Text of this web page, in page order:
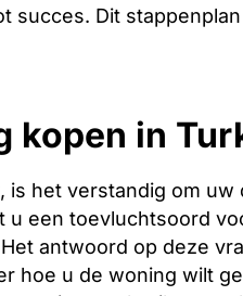
succes. Dit
kopen in
het verstandig om
u een toevluchtsoord
antwoord op deze
hoe u de woning wilt